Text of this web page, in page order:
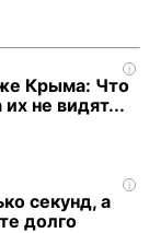
i
Крыма: Что
не видят...
i
секунд, а
долго